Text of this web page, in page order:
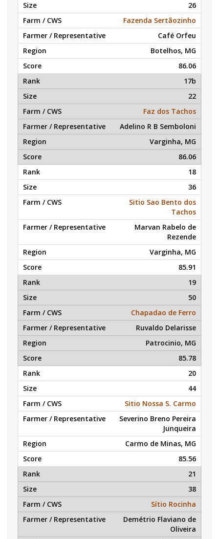
26
Fazenda Sertãozinho
Café Orfeu
Botelhos, MG
86.06
17b
22
Faz dos Tachos
Adelino R B Semboloni
Varginha, MG
86.06
18
36
Sitio Sao Bento dos
Tachos
Marvan Rabelo de
Rezende
Varginha, MG
85.91
19
50
Chapadao de Ferro
Ruvaldo Delarisse
Patrocinio, MG
85.78
20
44
Sitio Nossa S. Carmo
Severino Breno Pereira
Junqueira
Carmo de Minas, MG
85.56
21
38
Sítio Rocinha
Demétrio Flaviano de
Oliveira